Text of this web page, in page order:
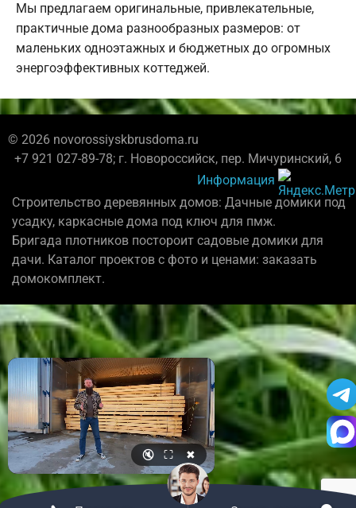
Мы предлагаем оригинальные, привлекательные,
практичные дома разнообразных размеров: от
маленьких одноэтажных и бюджетных до огромных
энергоэффективных коттеджей.
© 2026 novorossiyskbrusdoma.ru
+7 921 027-89-78; г. Новороссийск, пер. Мичуринский, 6
Информация
Строительство деревянных домов: Дачные домики под
усадку, каркасные дома под ключ для пмж.
Бригада плотников постороит садовые домики для
дачи. Каталог проектов с фото и ценами: заказать
домокомплект.
🔇 ⛶ ✖